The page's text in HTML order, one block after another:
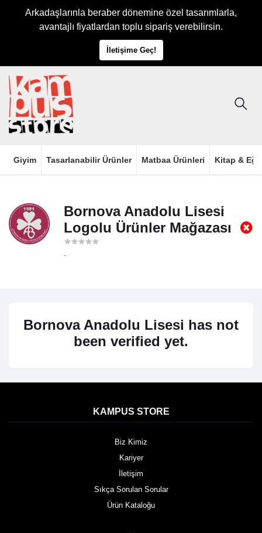
Arkadaşlarınla beraber dönemine özel tasarımlarla,
avantajlı fiyatlardan toplu sipariş verebilirsin.
İletişime Geç!
Giyim Tasarlanabilir Ürünler Matbaa Ürünleri Kitap &
Bornova Anadolu Lisesi
Logolu Ürünler Mağazası
-
Bornova Anadolu Lisesi has not
been verified yet.
KAMPUS STORE
Biz Kimiz
Kariyer
İletişim
Sıkça Sorulan Sorular
Ürün Kataloğu